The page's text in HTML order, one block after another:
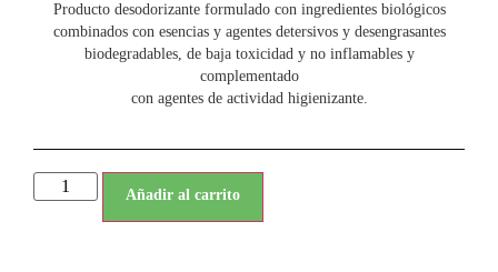
Producto desodorizante formulado con ingredientes biológicos
combinados con esencias y agentes detersivos y desengrasantes
biodegradables, de baja toxicidad y no inflamables y
complementado
con agentes de actividad higienizante.
Añadir al carrito